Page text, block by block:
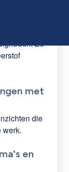
Ze
met
die
werk.
en